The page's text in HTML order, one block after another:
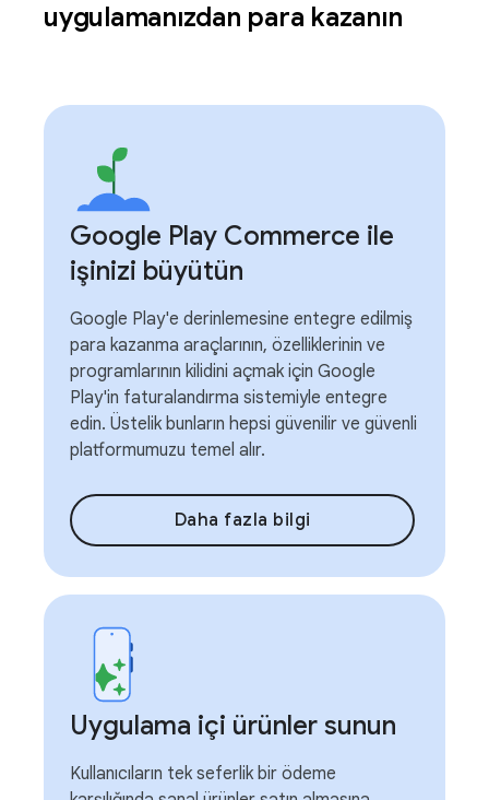
uygulamanızdan para kazanın
Google Play Commerce ile
işinizi büyütün
Google Play'e derinlemesine entegre edilmiş
para kazanma araçlarının, özelliklerinin ve
programlarının kilidini açmak için Google
Play'in faturalandırma sistemiyle entegre
edin. Üstelik bunların hepsi güvenilir ve güvenli
platformumuzu temel alır.
Daha fazla bilgi
Uygulama içi ürünler sunun
Kullanıcıların tek seferlik bir ödeme